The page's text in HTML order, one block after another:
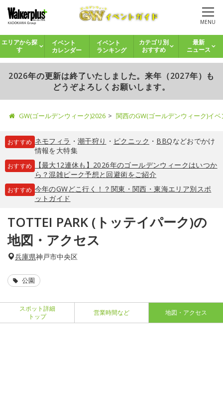
MENU
エリアから探
す
イベント
カレンダー
イベント
ランキング
カテゴリ別
おすすめ
最新
ニュース
2026年の更新は終了いたしました。来年（2027年）も
どうぞよろしくお願いします。
GW(ゴールデンウィーク)2026 関西のGW(ゴールデンウィーク)イ
おすすめ ネモフィラ ・ 潮干狩り ・ ピクニック ・ BBQなどおでかけ
情報を大特集
おすすめ
【最大12連休も】2026年のゴールデンウィークはいつか
ら？混雑ピーク予想と回避術をご紹介
おすすめ 今年のGWどこ行く！？関東・関西・東海エリア別スポ
ットガイド
TOTTEI PARK (トッテイパーク)の
地図・アクセス
兵庫県神戸市中央区
公園
スポット詳細
トップ
営業時間など 地図・アクセス